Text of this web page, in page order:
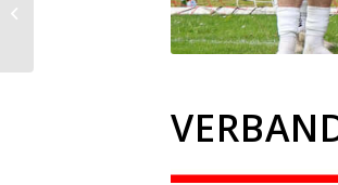
„Neue“ – und Montag